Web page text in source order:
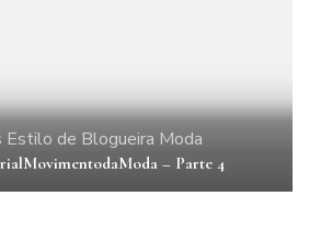
Estilo de Blogueira Moda
– Parte 4